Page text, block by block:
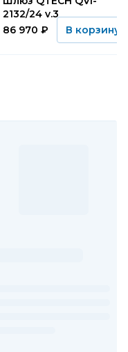
2132/24 v.3
86 970 ₽ В корзину